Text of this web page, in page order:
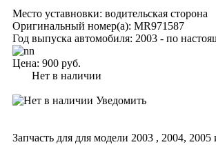
Место уставновки: водительская сторона
Оригинальный номер(а): MR971587
Год выпуска автомобиля: 2003 - по
Цена: 900 руб.
Нет в наличии
Уведомить
Запчасть для для модели 2003 , 2004, 2005